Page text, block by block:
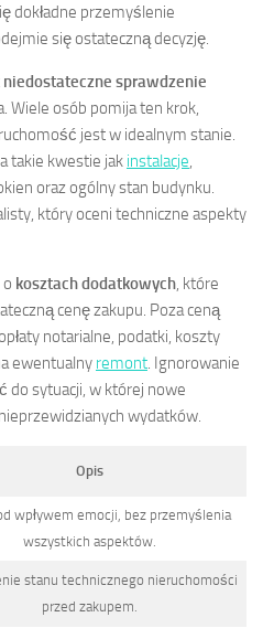
dokładne przemyślenie
się ostateczną decyzję.
niedostateczne sprawdzenie
Wiele osób pomija ten krok,
jest w idealnym stanie.
takie kwestie jak instalacje,
oraz ogólny stan budynku.
który oceni techniczne aspekty
kosztach dodatkowych, które
cenę zakupu. Poza ceną
notarialne, podatki, koszty
ewentualny remont. Ignorowanie
do sytuacji, w której nowe
wydatków.
Opis
wpływem emocji, bez przemyślenia
wszystkich aspektów.
stanu technicznego nieruchomości
przed zakupem.